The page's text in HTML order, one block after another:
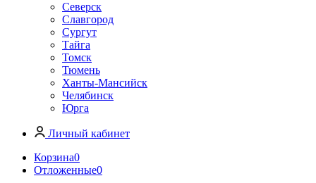
Северск
Славгород
Сургут
Тайга
Томск
Тюмень
Ханты-Мансийск
Челябинск
Юрга
Личный кабинет
Корзина0
Отложенные0